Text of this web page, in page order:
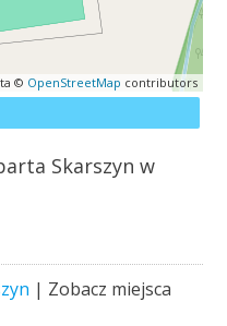
© OpenStreetMap contributors
Skarszyn w
| Zobacz miejsca